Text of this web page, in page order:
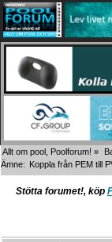
Allt om pool, Poolforum! »
Ämne: Koppla från PEM till
Stötta forumet!, köp